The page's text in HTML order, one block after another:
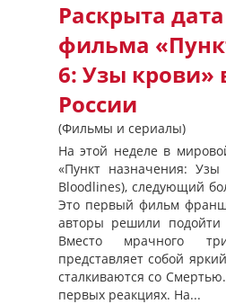
Раскрыта
фильма
6: Узы крови»
России
(Фильмы и сериалы)
На этой неделе в
«Пункт назначения:
Bloodlines), следующий
Это первый фильм
авторы решили
Вместо мрачного
представляет собой
сталкиваются со
первых реакциях. На...